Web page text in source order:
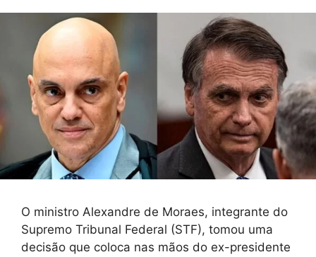
O ministro Alexandre de Moraes, integrante do
Supremo Tribunal Federal (STF), tomou uma
decisão que coloca nas mãos do ex-presidente